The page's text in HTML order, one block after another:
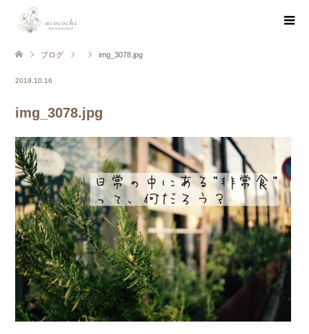
ブログ img_3078.jpg
2019.10.16
img_3078.jpg